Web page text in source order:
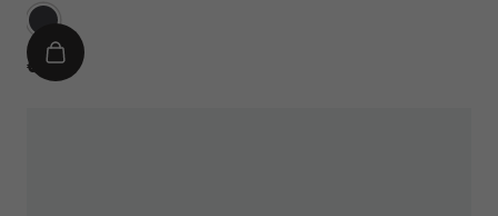
Grijs
€
€ 9,95
IN